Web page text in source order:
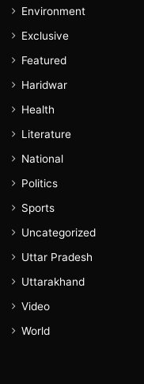
Environment
Exclusive
Featured
Haridwar
Health
Literature
National
Politics
Sports
Uncategorized
Uttar Pradesh
Uttarakhand
Video
World